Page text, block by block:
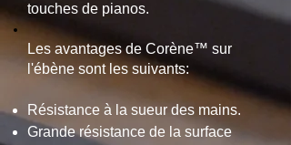
touches de pianos.
Les avantages de Corène™ sur
l'ébène sont les suivants:
Résistance à la sueur des mains.
Grande résistance de la surface